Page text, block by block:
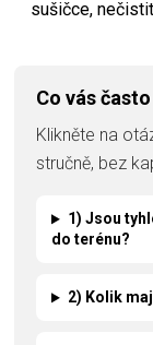
sušičce,
Co vás
Klikněte na
stručně, bez
1) Jsou
do terénu?
2) Kolik